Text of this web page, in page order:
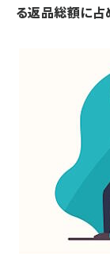
る返品総額に